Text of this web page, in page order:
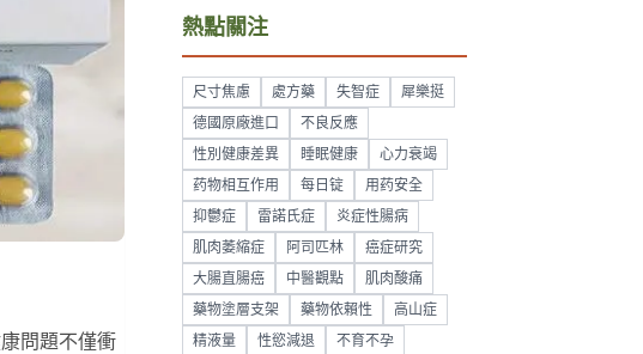
問題不僅衝
熱點關注
尺寸焦慮 處方藥 失智症 犀樂挺
德國原廠進口 不良反應
性別健康差異 睡眠健康 心力衰竭
药物相互作用 每日锭 用药安全
抑鬱症 雷諾氏症 炎症性腸病
肌肉萎縮症 阿司匹林 癌症研究
大腸直腸癌 中醫觀點 肌肉酸痛
藥物塗層支架 藥物依賴性 高山症
精液量 性慾減退 不育不孕